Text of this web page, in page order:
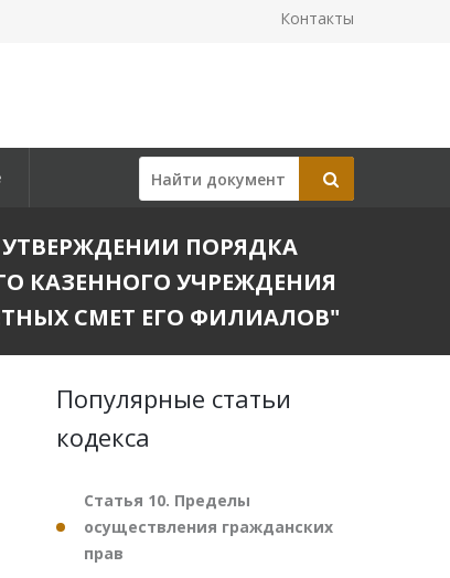
Контакты
УТВЕРЖДЕНИИ ПОРЯДКА
КАЗЕННОГО УЧРЕЖДЕНИЯ
СМЕТ ЕГО ФИЛИАЛОВ"
Популярные статьи
кодекса
Статья 10. Пределы
осуществления гражданских
прав